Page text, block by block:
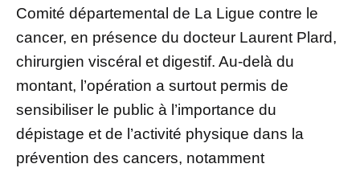
Comité départemental de La Ligue contre le
cancer, en présence du docteur Laurent Plard,
chirurgien viscéral et digestif. Au-delà du
montant, l’opération a surtout permis de
sensibiliser le public à l’importance du
dépistage et de l’activité physique dans la
prévention des cancers, notamment